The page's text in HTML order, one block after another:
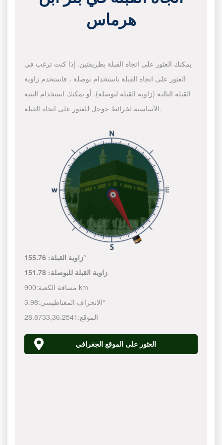
هرماس
يمكنك العثور على اتجاه القبلة بطريقتين. إذا كنت ترغب في
العثور على اتجاه القبلة باستخدام بوصلة ، فاستخدم زاوية
القبلة التالية (زاوية القبلة لبوصلة). أو يمكنك استخدام البنية
الأساسية لخرائط جوجل للعثور على اتجاه القبلة.
زاوية القبلة:155.76°
زاوية القبلة للبوصلة: 151.78
مسافة الكعبة: 900 km
الانحراف المغناطيسي:3.98°
الموقع:
28.8733,36.2541
العثور على الموقع الجغرافي